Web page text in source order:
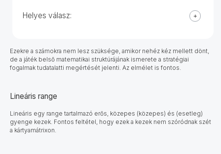
Helyes válasz:
Ezekre a számokra nem lesz szüksége, amikor nehéz kéz mellett dönt,
de a játék belső matematikai struktúrájának ismerete a stratégiai
fogalmak tudatalatti megértését jelenti. Az elmélet is fontos.
Lineáris range
Lineáris egy range tartalmazó erős, közepes (közepes) és (esetleg)
gyenge kezek. Fontos feltétel, hogy ezek a kezek nem szóródnak szét
a kártyamátrixon.